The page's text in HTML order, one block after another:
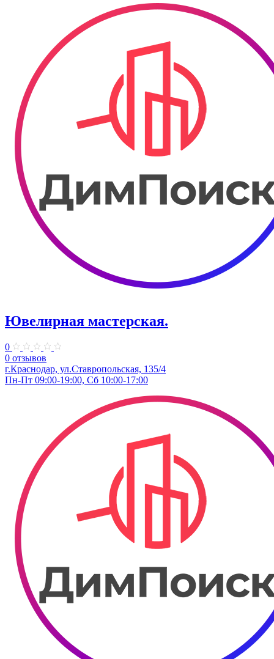
Ювелирная мастерская.
0
0 отзывов
г.Краснодар, ул.​Ставропольская, 135/4
Пн-Пт 09:00-19:00, Сб 10:00-17:00